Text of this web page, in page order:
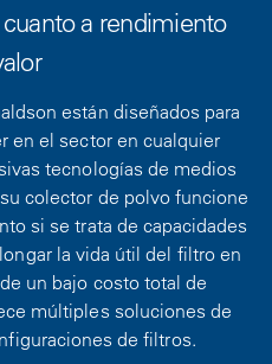
a rendimiento
están diseñados para
en el sector en cualquier
tecnologías de medios
colector de polvo funcione
si se trata de capacidades
la vida útil del filtro en
un bajo costo total de
múltiples soluciones de
de filtros.